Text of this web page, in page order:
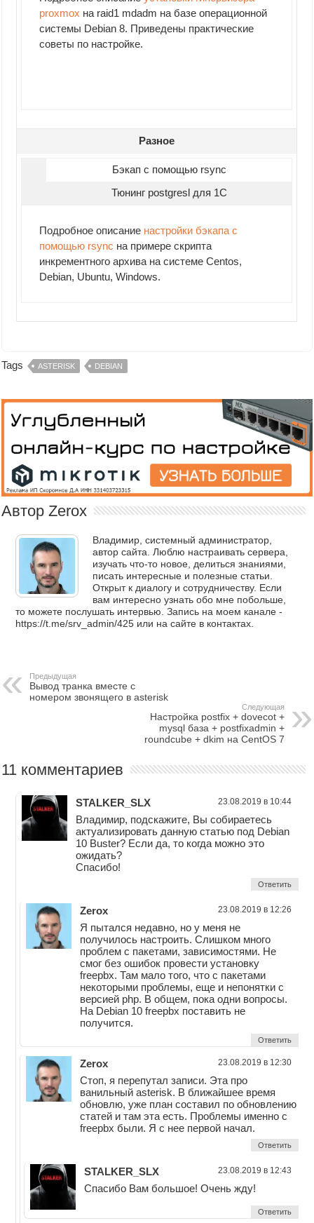
proxmox на raid1 mdadm на базе операционной
системы Debian 8. Приведены практические
советы по настройке.
Разное
Бэкап с помощью rsync
Тюнинг postgresl для 1C
Подробное описание настройки бэкапа с
помощью rsync на примере скрипта
инкрементного архива на системе Centos,
Debian, Ubuntu, Windows.
Tags ASTERISK DEBIAN
Автор Zerox
Владимир, системный администратор,
автор сайта. Люблю настраивать сервера,
изучать что-то новое, делиться знаниями,
писать интересные и полезные статьи.
Открыт к диалогу и сотрудничеству. Если
вам интересно узнать обо мне побольше,
то можете послушать интервью. Запись на моем канале -
https://t.me/srv_admin/425 или на сайте в контактах.
Предыдущая
Вывод транка вместе с
номером звонящего в asterisk
Следующая
Настройка postfix + dovecot +
mysql база + postfixadmin +
roundcube + dkim на CentOS 7
11 комментариев
STALKER_SLX 23.08.2019 в 10:44
Владимир, подскажите, Вы собираетесь
актуализировать данную статью под Debian
10 Buster? Если да, то когда можно это
ожидать?
Спасибо!
Ответить
Zerox 23.08.2019 в 12:26
Я пытался недавно, но у меня не
получилось настроить. Слишком много
проблем с пакетами, зависимостями. Не
смог без ошибок провести установку
freepbx. Там мало того, что с пакетами
некоторыми проблемы, еще и непонятки с
версией php. В общем, пока одни вопросы.
На Debian 10 freepbx поставить не
получится.
Ответить
Zerox 23.08.2019 в 12:30
Стоп, я перепутал записи. Эта про
ванильный asterisk. В ближайшее время
обновлю, уже план составил по обновлению
статей и там эта есть. Проблемы именно с
freepbx были. Я с нее первой начал.
Ответить
STALKER_SLX 23.08.2019 в 12:43
Спасибо Вам большое! Очень жду!
Ответить